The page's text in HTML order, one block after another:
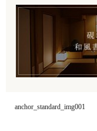
anchor_standard_img001